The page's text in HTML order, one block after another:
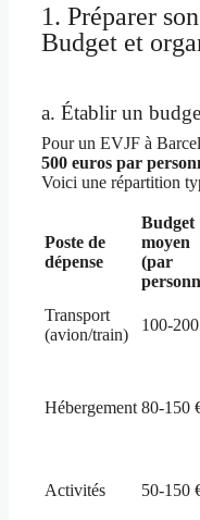
1. Préparer
Budget et
a. Établir un
Pour un EVJF à
500 euros par
Voici une répartition
Poste de
dépense
Budget
moyen
(par
Transport
(avion/train)
100-
Hébergement 80-150
Activités 50-150